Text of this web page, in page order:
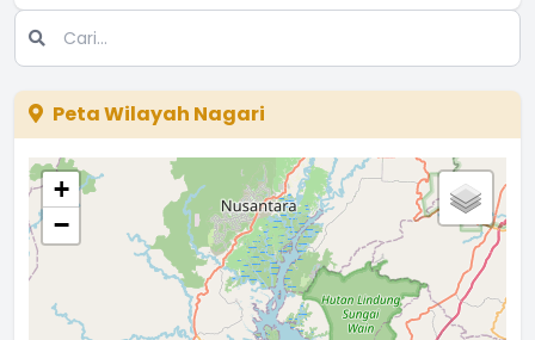
Peta Wilayah Nagari
+
−